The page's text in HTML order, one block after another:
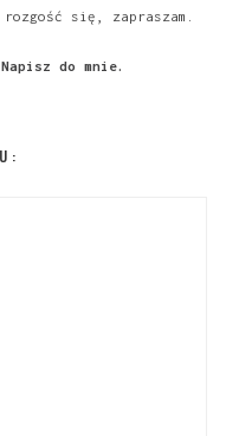
się, zapraszam.
Napisz do mnie.